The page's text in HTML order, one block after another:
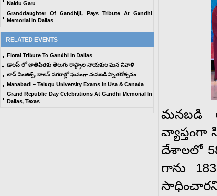
Naidu Garu
Granddaughter Of Gandhiji, Pays Tribute At Gandhi
Memorial In Dallas
RELATED EVENTS
Floral Tribute To Gandhi In Dallas
డాలస్ లో జాతిపితకు తెలుగు రాష్ట్రాల నాయకుల ఘన నివాళి
లాస్ ఏంజిల్స్, డాలస్ నగరాల్లో ఘనంగా మనబడి స్నాతకోత్సవం
Manabadi – Telugu University Exams In Usa & Canada
Grand Republic Day Celebrations At Gandhi Memorial In
Dallas, Texas
మనబడి
వ్యాప్తంగా
దేశాలలో
గాను